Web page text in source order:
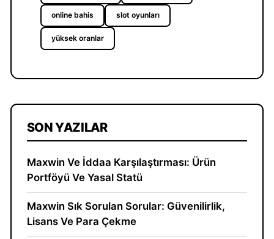
online bahis slot oyunları
yüksek oranlar
SON YAZILAR
Maxwin Ve İddaa Karşılaştırması: Ürün
Portföyü Ve Yasal Statü
Maxwin Sık Sorulan Sorular: Güvenilirlik,
Lisans Ve Para Çekme